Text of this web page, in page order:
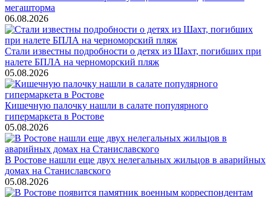
мегашторма
06.08.2026
Стали известны подробности о детях из Шахт, погибших при
налете БПЛА на черноморский пляж
05.08.2026
Кишечную палочку нашли в салате популярного
гипермаркета в Ростове
05.08.2026
В Ростове нашли еще двух нелегальных жильцов в аварийных
домах на Станиславского
05.08.2026